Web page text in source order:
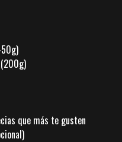
que más te gusten